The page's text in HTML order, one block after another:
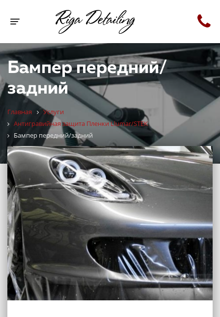
Toggle navigation
Бампер передний/
задний
Главная
Услуги
Антигравийная защита Пленки Llumar/STEK
Бампер передний/задний